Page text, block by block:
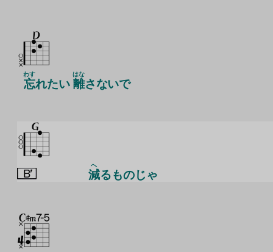
忘
わす
れたい 離
はな
さないで
減
へ
るものじゃ